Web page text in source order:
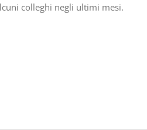
colleghi negli ultimi mesi.